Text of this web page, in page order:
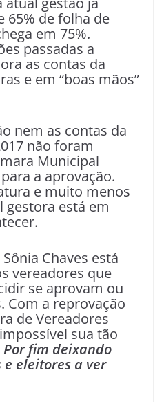
65% de folha de
em 75%.
passadas a
as contas da
e em “boas mãos”
nem as contas da
não foram
Municipal
a aprovação.
e muito menos
gestora está em
Chaves está
vereadores que
se aprovam ou
Com a reprovação
de Vereadores
sua tão
Por fim deixando
eleitores a ver